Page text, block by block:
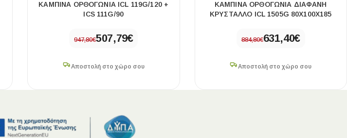
ΚΑΜΠΙΝΑ ΟΡΘΟΓΩΝΙΑ ICL 119G/120 +
ICS 111G/90
947,80€507,79€
Αποστολή στο χώρο σου
ΚΑΜΠΙΝΑ ΟΡΘΟΓΩΝΙΑ ΔΙΑΦΑΝΗ
ΚΡΥΣΤΑΛΛΟ ICL 1505G 80X100X185
884,80€631,40€
Αποστολή στο χώρο σου